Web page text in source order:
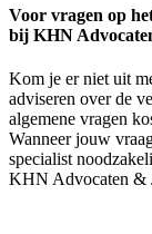
Voor vragen op
bij KHN
Kom je er niet uit
adviseren over de
algemene vragen
Wanneer jouw
specialist
KHN Advocaten &